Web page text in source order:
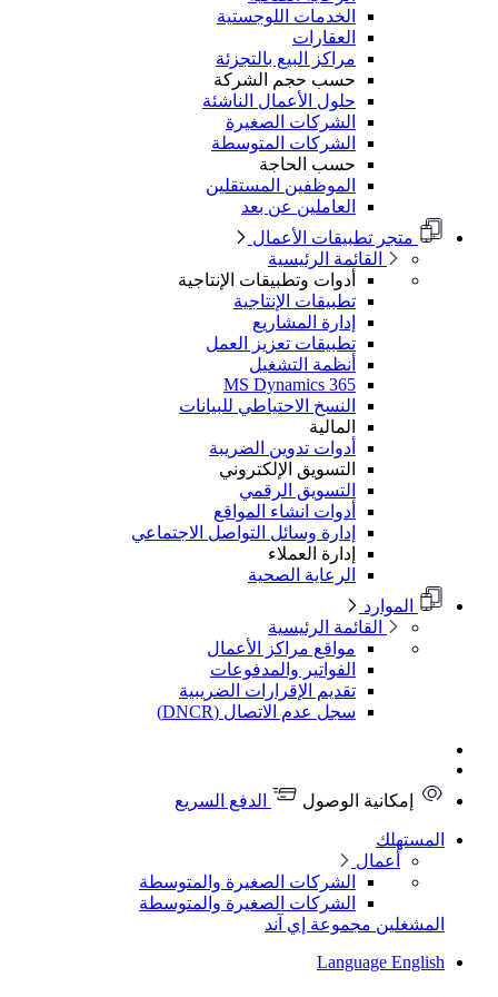
الخدمات اللوجستية
العقارات
مراكز البيع بالتجزئة
حسب حجم الشركة
حلول الأعمال الناشئة
الشركات الصغيرة
الشركات المتوسطة
حسب الحاجة
الموظفين المستقلين
العاملين عن بعد
متجر تطبيقات الأعمال
القائمة الرئيسية
أدوات وتطبيقات الإنتاجية
تطبيقات الإنتاجية
إدارة المشاريع
تطبيقات تعزيز العمل
أنظمة التشغيل
MS Dynamics 365
النسخ الاحتياطي للبيانات
أدوات تدوين الضريبة
التسويق الإلكتروني
التسويق الرقمي
أدوات انشاء المواقع
إدارة وسائل التواصل الاجتماعي
إدارة العملاء
الرعاية الصحية
الموارد
القائمة الرئيسية
مواقع مراكز الأعمال
الفواتير والمدفوعات
تقديم الإقرارات الضريبية
سجل عدم الاتصال (DNCR)
إمكانية الوصول الدفع السريع
أعمال
الشركات الصغيرة والمتوسطة
الشركات الصغيرة والمتوسطة
مجموعة إي آند
Language